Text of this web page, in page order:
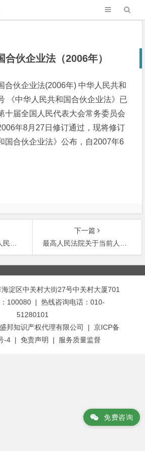
合伙企业法（2006年）
合伙企业法(2006年) 中华人民共和
《中华人民共和国合伙企业法》已
十届全国人民代表大会常务委员会
年8月27日修订通过，现将修订
国合伙企业法》公布，自2007年6
的批复》
下一篇
最高人民法院关于当前人民法院审理企业破产案件应当注意的几个问题的通知
淀区中关村大街27号中关村大厦701
100080 | 热线咨询电话：010-
51280101
邦知识产权代理有限公司 | 京ICP备
-4 | 免责声明 | 服务质量监督
免费咨询